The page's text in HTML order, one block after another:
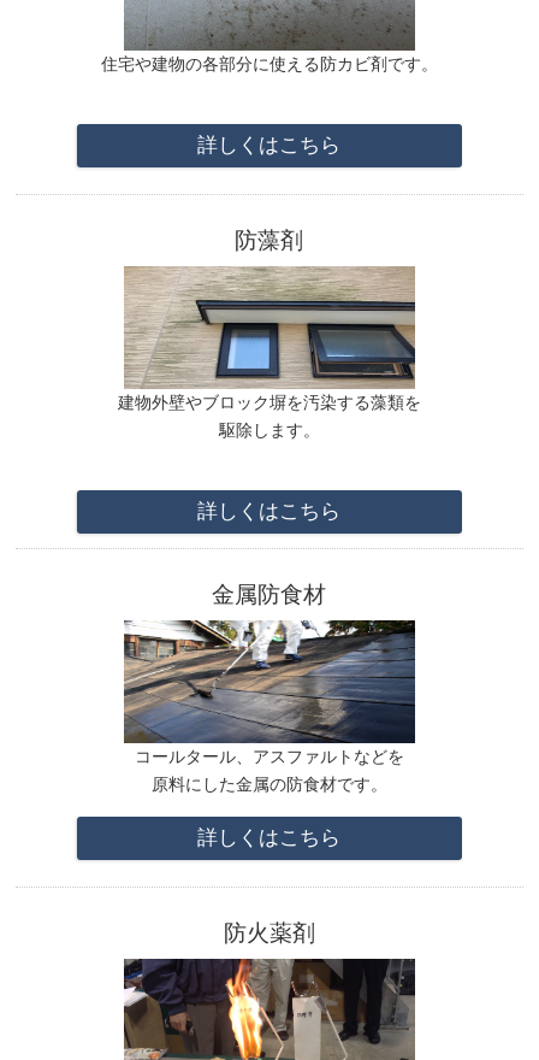
住宅や建物の各部分に使える防カビ剤です。
詳しくはこちら
防藻剤
建物外壁やブロック塀を汚染する藻類を
駆除します。
詳しくはこちら
金属防食材
コールタール、アスファルトなどを
原料にした金属の防食材です。
詳しくはこちら
防火薬剤